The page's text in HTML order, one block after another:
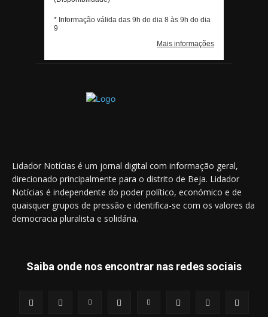
Lidador Notícias é um jornal digital com informação geral,
direcionado principalmente para o distrito de Beja. Lidador
Notícias é independente do poder político, económico e de
quaisquer grupos de pressão e identifica-se com os valores da
democracia pluralista e solidária.
Saiba onde nos encontrar nas redes sociais